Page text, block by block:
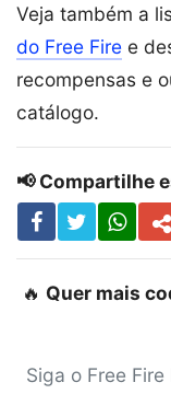
Veja também a
do Free Fire e
recompensas e
catálogo.
📢 Compartilhe
🔥 Quer mais
Siga o Free